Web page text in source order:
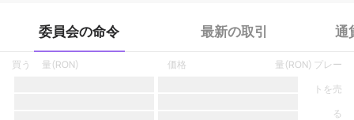
委員会の命令 最新の取引 通
買う 量(RON) 価格
プレー
トを売
る
量(RON)